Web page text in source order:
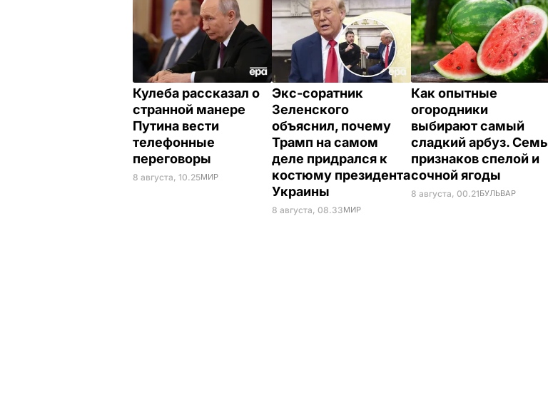
Кулеба рассказал о
странной манере
Путина вести
телефонные
переговоры
8 августа, 10.25МИР
Экс-соратник
Зеленского
объяснил, почему
Трамп на самом
деле придрался к
костюму президента
Украины
8 августа, 08.33МИР
Как опытные
огородники
выбирают самый
сладкий арбуз. Семь
признаков спелой и
сочной ягоды
8 августа, 00.21БУЛЬВАР